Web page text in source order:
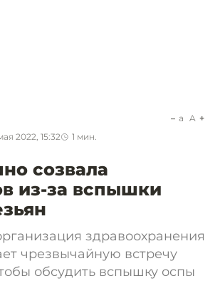
2022, 15:32 1 мин.
a A
созвала
из-за вспышки
здравоохранения
чрезвычайную встречу
обсудить вспышку оспы